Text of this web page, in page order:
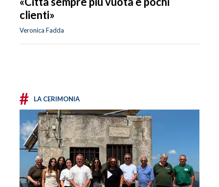
clienti»
Veronica Fadda
# LA CERIMONIA